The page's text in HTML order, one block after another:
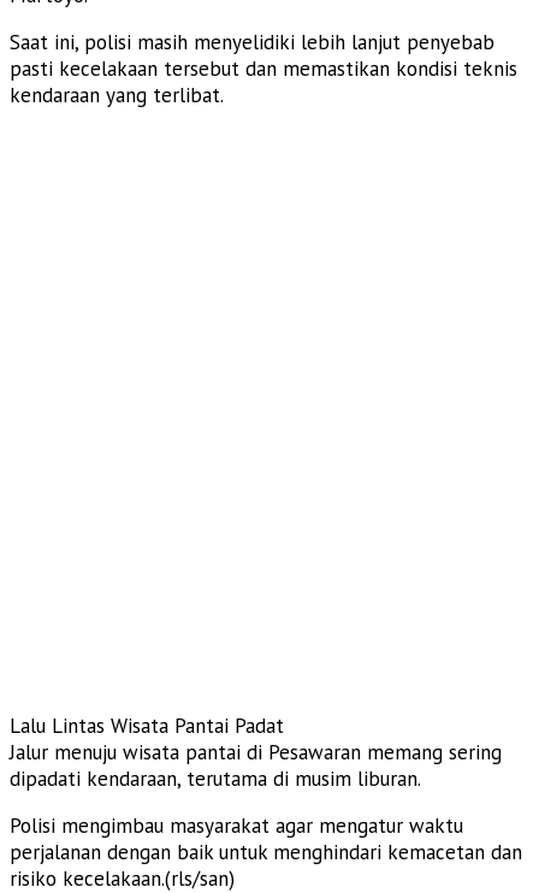
Saat ini, polisi masih menyelidiki lebih lanjut penyebab
pasti kecelakaan tersebut dan memastikan kondisi teknis
kendaraan yang terlibat.
Lalu Lintas Wisata Pantai Padat
Jalur menuju wisata pantai di Pesawaran memang sering
dipadati kendaraan, terutama di musim liburan.
Polisi mengimbau masyarakat agar mengatur waktu
perjalanan dengan baik untuk menghindari kemacetan dan
risiko kecelakaan.(rls/san)